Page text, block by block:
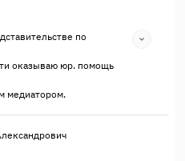
по
оказываю юр. помощь
медиатором.